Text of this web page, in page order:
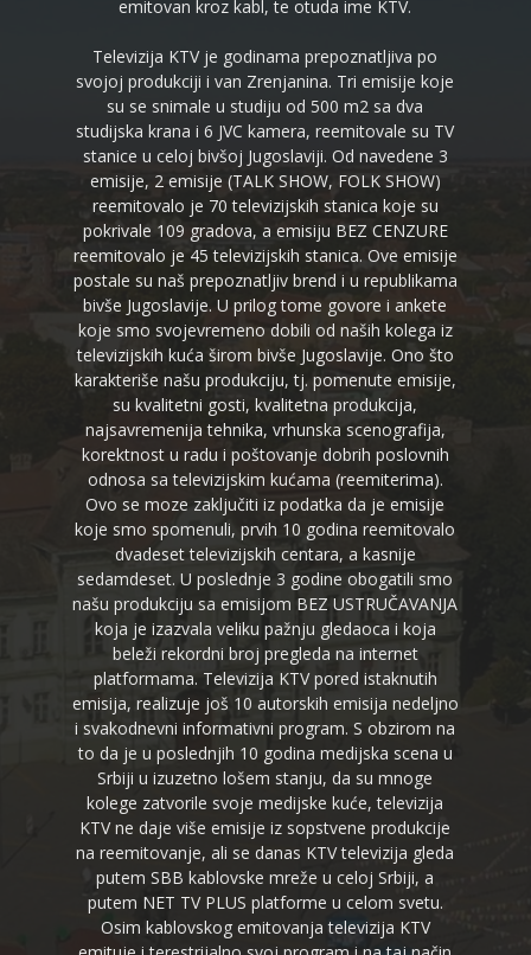
emitovan kroz kabl, te otuda ime KTV.
Televizija KTV je godinama prepoznatljiva po
svojoj produkciji i van Zrenjanina. Tri emisije koje
su se snimale u studiju od 500 m2 sa dva
studijska krana i 6 JVC kamera, reemitovale su TV
stanice u celoj bivšoj Jugoslaviji. Od navedene 3
emisije, 2 emisije (TALK SHOW, FOLK SHOW)
reemitovalo je 70 televizijskih stanica koje su
pokrivale 109 gradova, a emisiju BEZ CENZURE
reemitovalo je 45 televizijskih stanica. Ove emisije
postale su naš prepoznatljiv brend i u republikama
bivše Jugoslavije. U prilog tome govore i ankete
koje smo svojevremeno dobili od naših kolega iz
televizijskih kuća širom bivše Jugoslavije. Ono što
karakteriše našu produkciju, tj. pomenute emisije,
su kvalitetni gosti, kvalitetna produkcija,
najsavremenija tehnika, vrhunska scenografija,
korektnost u radu i poštovanje dobrih poslovnih
odnosa sa televizijskim kućama (reemiterima).
Ovo se moze zaključiti iz podatka da je emisije
koje smo spomenuli, prvih 10 godina reemitovalo
dvadeset televizijskih centara, a kasnije
sedamdeset. U poslednje 3 godine obogatili smo
našu produkciju sa emisijom BEZ USTRUČAVANJA
koja je izazvala veliku pažnju gledaoca i koja
beleži rekordni broj pregleda na internet
platformama. Televizija KTV pored istaknutih
emisija, realizuje još 10 autorskih emisija nedeljno
i svakodnevni informativni program. S obzirom na
to da je u poslednjih 10 godina medijska scena u
Srbiji u izuzetno lošem stanju, da su mnoge
kolege zatvorile svoje medijske kuće, televizija
KTV ne daje više emisije iz sopstvene produkcije
na reemitovanje, ali se danas KTV televizija gleda
putem SBB kablovske mreže u celoj Srbiji, a
putem NET TV PLUS platforme u celom svetu.
Osim kablovskog emitovanja televizija KTV